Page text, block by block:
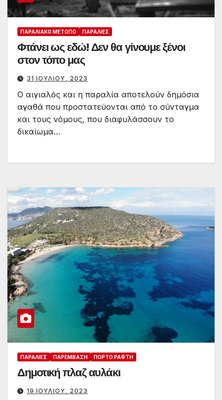
ΠΑΡΑΛΙΑΚΌ ΜΈΤΩΠΟ ΠΑΡΑΛΊΕΣ
Φτάνει ως εδώ! Δεν θα γίνουμε ξένοι
στον τόπο μας
31 ΙΟΥΛΊΟΥ, 2023
Ο αιγιαλός και η παραλία αποτελούν δημόσια
αγαθά που προστατεύονται από το σύνταγμα
και τους νόμους, που διαφυλάσσουν το
δικαίωμα…
ΠΑΡΑΛΊΕΣ ΠΑΡΈΜΒΑΣΗ ΠΌΡΤΟ ΡΆΦΤΗ
Δημοτική πλαζ αυλάκι
19 ΙΟΥΛΊΟΥ, 2023